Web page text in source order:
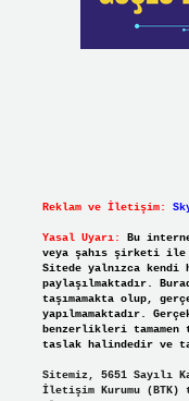
Reklam ve İletişim:
Yasal Uyarı:
Bu
veya şahıs şirketi ile
Sitede yalnızca kendi
paylaşılmaktadır.
taşımamakta olup,
yapılmamaktadır.
benzerlikleri
taslak halindedir ve
Sitemiz, 5651 Sayılı
İletişim Kurumu (BTK)